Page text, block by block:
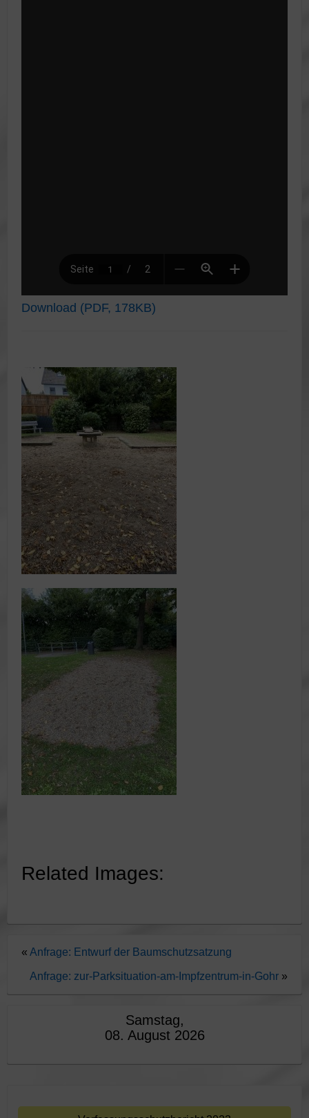
Download (PDF, 178KB)
Related Images:
« Anfrage: Entwurf der Baumschutzsatzung
Anfrage: zur-Parksituation-am-Impfzentrum-in-Gohr »
Samstag,
08. August 2026